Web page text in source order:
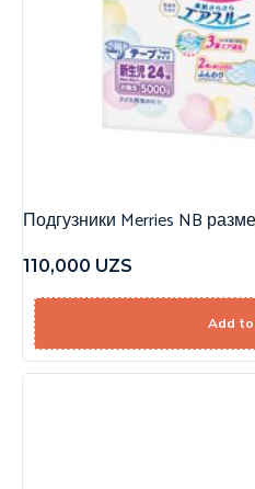
Подгузники Merries NB
110,000 UZS
Add